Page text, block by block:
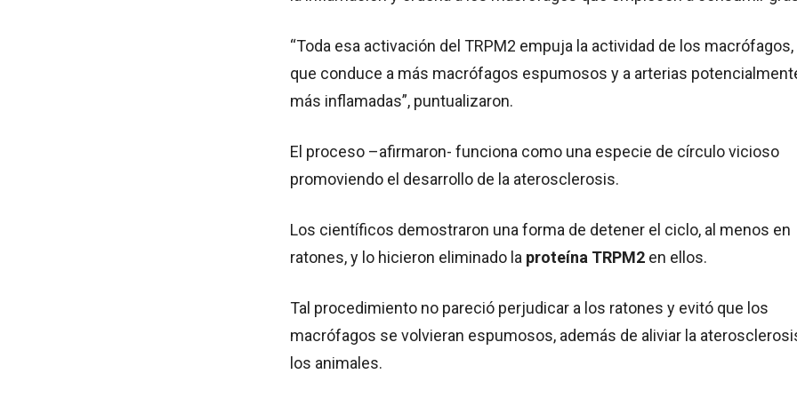
“Toda esa activación del TRPM2 empuja la actividad de los macrófagos,
que conduce a más macrófagos espumosos y a arterias
más inflamadas”, puntualizaron.
El proceso –afirmaron- funciona como una especie de círculo vicioso
promoviendo el desarrollo de la aterosclerosis.
Los científicos demostraron una forma de detener el ciclo, al menos en
ratones, y lo hicieron eliminado la proteína TRPM2 en ellos.
Tal procedimiento no pareció perjudicar a los ratones y evitó que los
macrófagos se volvieran espumosos, además de aliviar la
los animales.